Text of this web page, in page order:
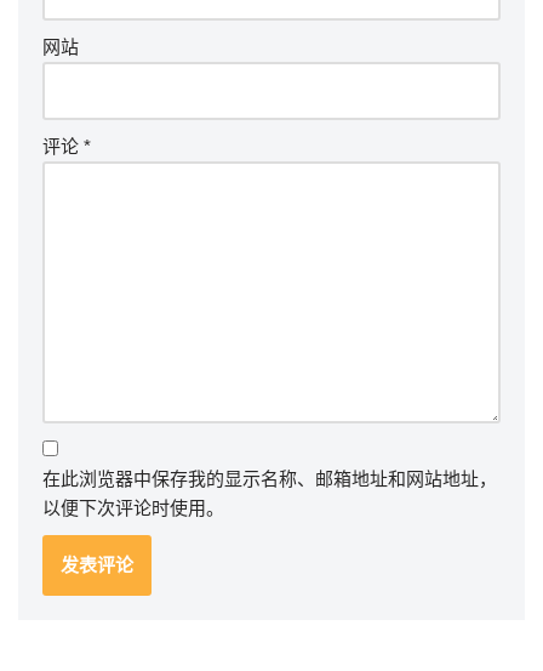
网站
评论 *
在此浏览器中保存我的显示名称、邮箱地址和网站地址，
以便下次评论时使用。